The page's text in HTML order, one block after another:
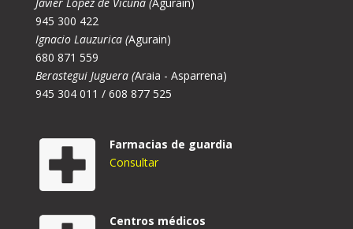
945 300 422
Ignacio Lauzurica (Agurain)
680 871 559
Berastegui Juguera (Araia - Asparrena)
945 304 011 / 608 877 525
Farmacias de guardia
Consultar
Centros médicos